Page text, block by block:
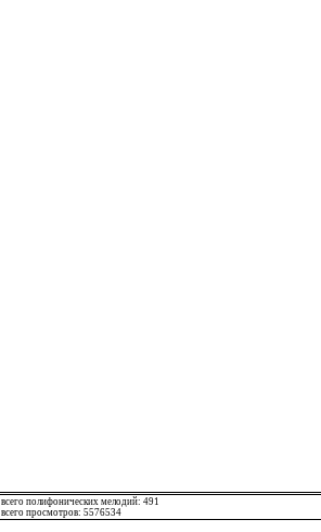
всего полифонических мелодий: 491
всего просмотров: 5576534